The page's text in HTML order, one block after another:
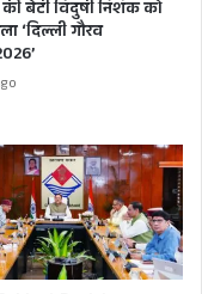
की बेटी विदुषी निशंक को
‘दिल्ली गौरव